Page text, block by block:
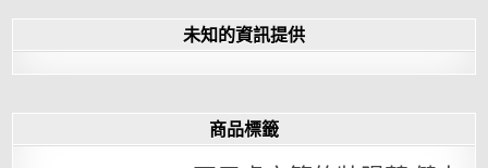
未知的資訊提供
商品標籤